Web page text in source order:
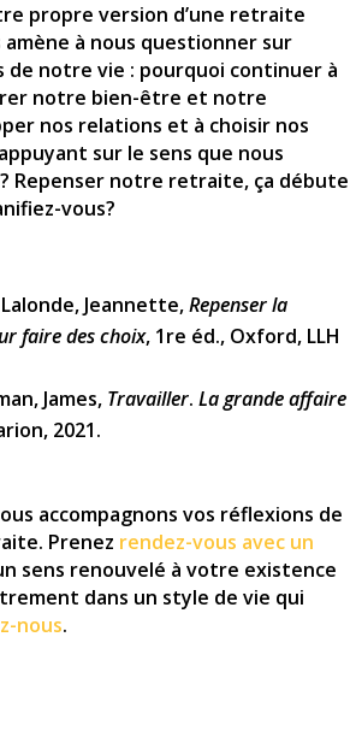
propre version d’une retraite
à nous questionner sur
notre vie : pourquoi continuer à
notre bien-être et notre
nos relations et à choisir nos
sur le sens que nous
Repenser notre retraite, ça débute
vous?
Jeannette,Repenser la
faire des choix, 1re éd., Oxford, LLH
James, Travailler. La grande affaire
2021.
accompagnons vos réflexions de
Prenez rendez-vous avec un
sens renouvelé à votre existence
dans un style de vie qui
nous.